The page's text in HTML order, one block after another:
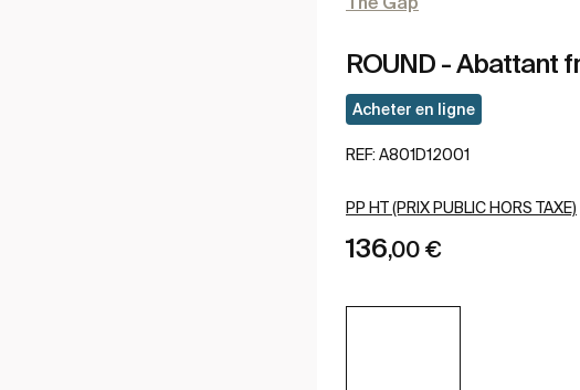
ROUND - Abattant
Acheter en ligne
REF: A801D12001
PP HT (PRIX PUBLIC HORS TAXE)
136,00 €